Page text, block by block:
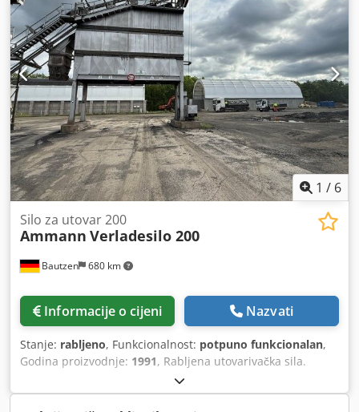
1 / 6
Bautzen 680 km
Silo za utovar 200
Ammann Verladesilo 200
Informacije o cijeni Nazvati
Stanje: rabljeno, Funkcionalnost: potpuno funkcionalan,
Godina proizvodnje: 1991, Rabljena utovarivačka sila.
Proizvođač: Ulrich. Ukupni kapacitet: 200 t. - Sustav za
prijevoz materijala košaricom - Dizalica s električnim